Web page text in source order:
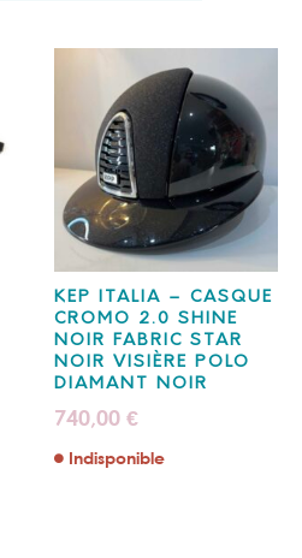
KEP ITALIA – CASQUE
CROMO 2.0 SHINE
NOIR FABRIC STAR
NOIR VISIÈRE POLO
DIAMANT NOIR
740,00 €
Indisponible